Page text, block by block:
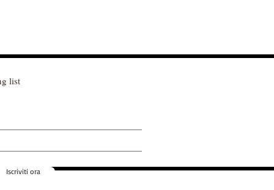
list
Iscriviti ora